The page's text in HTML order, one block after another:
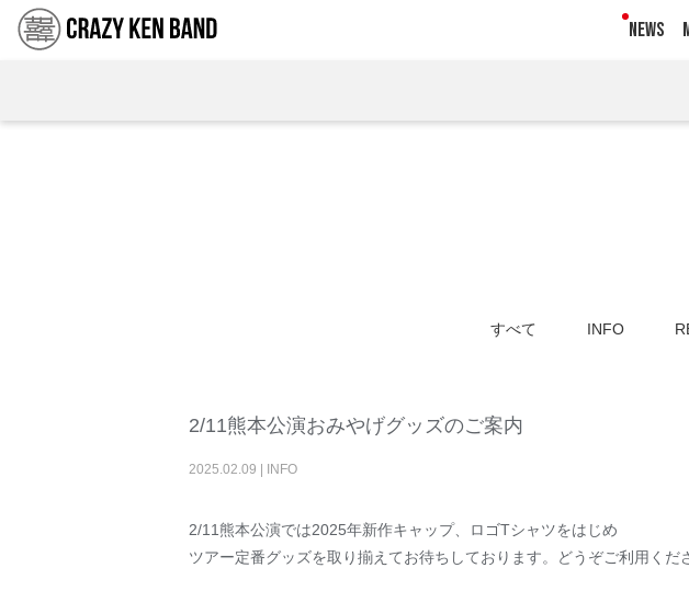
NEWS
すべて INFO
2/11熊本公演おみやげグッズのご案内
2025.02.09 INFO
2/11熊本公演では2025年新作キャップ、ロゴTシャツをはじめ
ツアー定番グッズを取り揃えてお待ちしております。どうぞご利用くだ